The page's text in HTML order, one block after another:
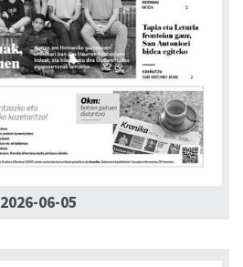
2026-06-05